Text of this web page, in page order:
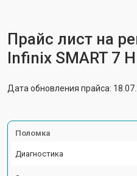
Прайс лист на
Infinix SMART 7
Дата обновления прайса:
Поломка
Диагностика